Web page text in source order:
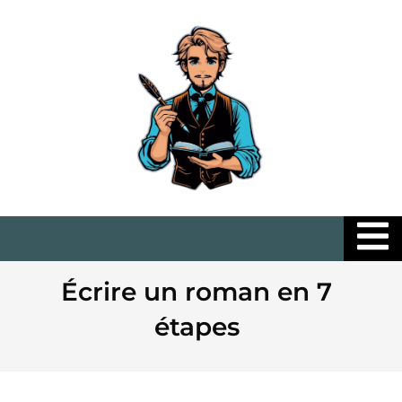
Écrire un roman en 7
étapes